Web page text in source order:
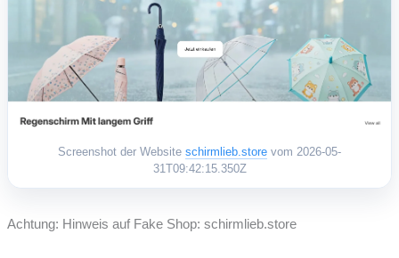
Screenshot der Website schirmlieb.store vom 2026-05-
31T09:42:15.350Z
Achtung: Hinweis auf Fake Shop: schirmlieb.store